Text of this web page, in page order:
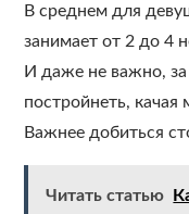
В среднем для
занимает от 2 до 4
И даже не важно,
постройнеть,
Важнее добиться
Читать статью